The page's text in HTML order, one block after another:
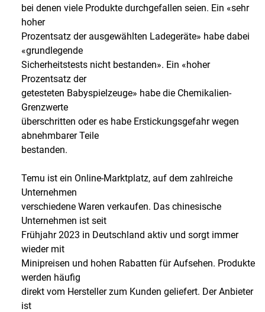
bei denen viele Produkte durchgefallen seien. Ein «sehr
hoher
Prozentsatz der ausgewählten Ladegeräte» habe dabei
«grundlegende
Sicherheitstests nicht bestanden». Ein «hoher
Prozentsatz der
getesteten Babyspielzeuge» habe die Chemikalien-
Grenzwerte
überschritten oder es habe Erstickungsgefahr wegen
abnehmbarer Teile
bestanden.
Temu ist ein Online-Marktplatz, auf dem zahlreiche
Unternehmen
verschiedene Waren verkaufen. Das chinesische
Unternehmen ist seit
Frühjahr 2023 in Deutschland aktiv und sorgt immer
wieder mit
Minipreisen und hohen Rabatten für Aufsehen. Produkte
werden häufig
direkt vom Hersteller zum Kunden geliefert. Der Anbieter
ist